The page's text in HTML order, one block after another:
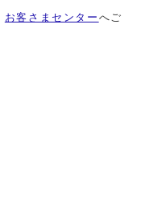
お客さまセンター へご